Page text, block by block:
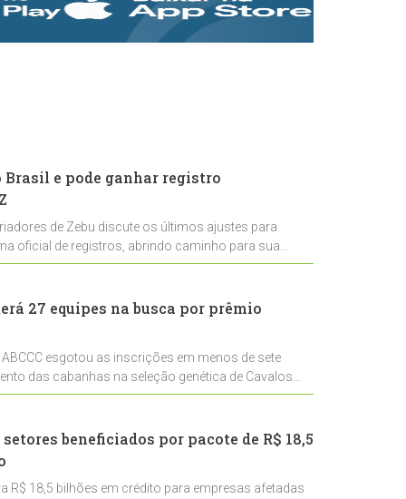
rastreabilidade e
rigor técnico para
Brasil e pode ganhar registro
de Zebu discute os últimos ajustes para
oficial de registros, abrindo caminho para sua
27 equipes na busca por prêmio
esgotou as inscrições em menos de sete
das cabanhas na seleção genética de Cavalos
beneficiados por pacote de R$ 18,5
R$ 18,5 bilhões em crédito para empresas afetadas